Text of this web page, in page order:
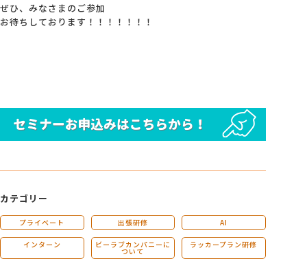
ぜひ、みなさまのご参加
お待ちしております！！！！！！！
カテゴリー
プライベート 出張研修 AI
インターン ビーラブカンパニーに
ついて
ラッカープラン研修